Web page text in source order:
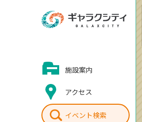
施設案内
アクセス
イベント検索